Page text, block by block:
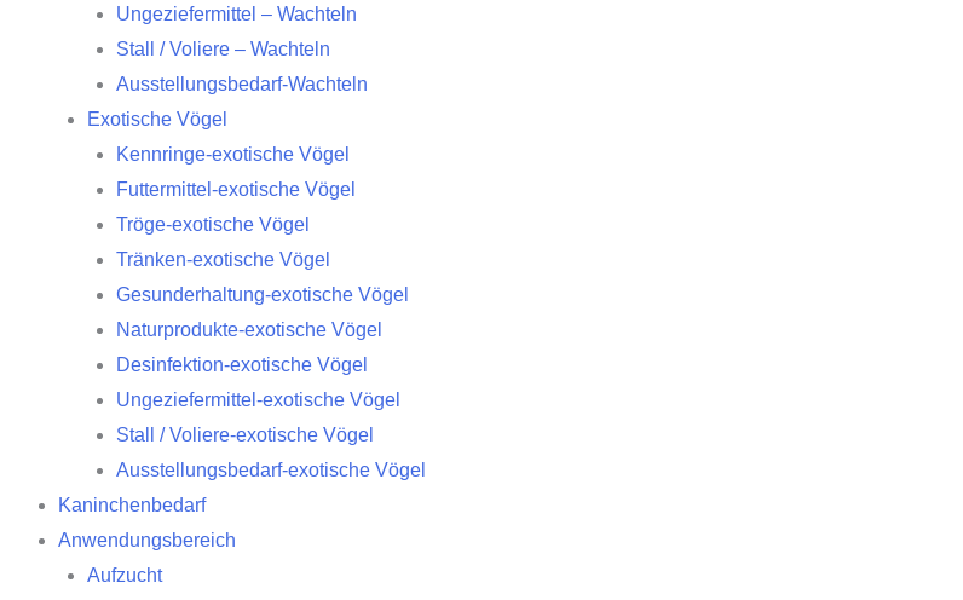
Ungeziefermittel – Wachteln
Stall / Voliere – Wachteln
Ausstellungsbedarf-Wachteln
Exotische Vögel
Kennringe-exotische Vögel
Futtermittel-exotische Vögel
Tröge-exotische Vögel
Tränken-exotische Vögel
Gesunderhaltung-exotische Vögel
Naturprodukte-exotische Vögel
Desinfektion-exotische Vögel
Ungeziefermittel-exotische Vögel
Stall / Voliere-exotische Vögel
Ausstellungsbedarf-exotische Vögel
Kaninchenbedarf
Anwendungsbereich
Aufzucht